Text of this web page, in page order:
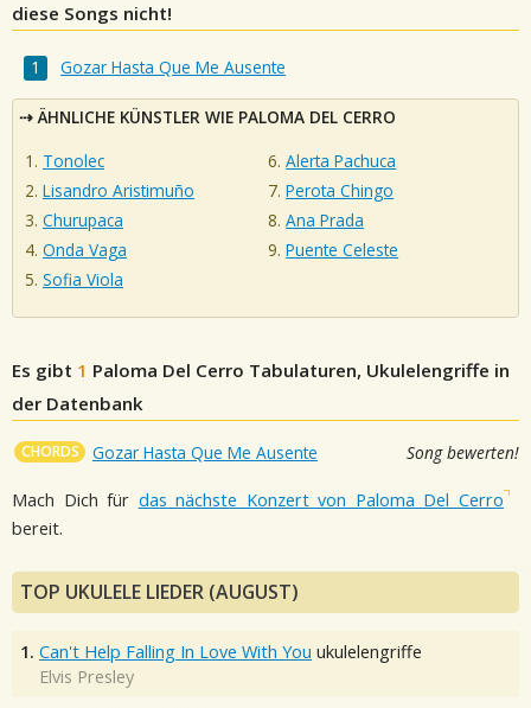
diese Songs nicht!
Gozar Hasta Que Me Ausente
ÄHNLICHE KÜNSTLER WIE PALOMA DEL CERRO
Tonolec
Lisandro Aristimuño
Churupaca
Onda Vaga
Sofia Viola
Alerta Pachuca
Perota Chingo
Ana Prada
Puente Celeste
Es gibt 1 Paloma Del Cerro Tabulaturen, Ukulelengriffe in
der Datenbank
CHORDS Gozar Hasta Que Me Ausente Song bewerten!
Mach Dich für das nächste Konzert von Paloma Del Cerro
bereit.
TOP UKULELE LIEDER (AUGUST)
1. Can't Help Falling In Love With You ukulelengriffe
Elvis Presley